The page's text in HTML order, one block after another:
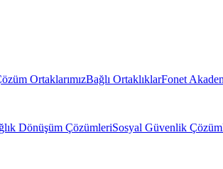
OrtaklarımızBağlı OrtaklıklarFonet
Dönüşüm ÇözümleriSosyal Güvenlik